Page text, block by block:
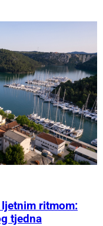
ritmom:
tjedna